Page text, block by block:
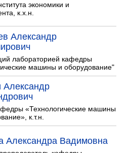
экономики и
к.х.н.
Александр
лабораторией кафедры
машины и оборудование"
Александр
«Технологические машины
к.т.н.
Александра Вадимовна